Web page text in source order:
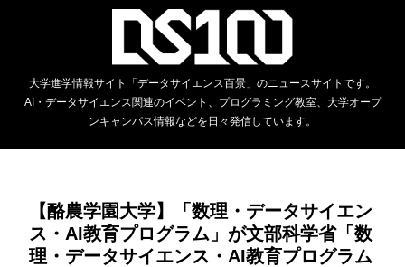
大学進学情報サイト「データサイエンス百景」のニュースサイトです。
AI・データサイエンス関連のイベント、プログラミング教室、大学オープ
ンキャンパス情報などを日々発信しています。
【酪農学園大学】「数理・データサイエン
ス・AI教育プログラム」が文部科学省「数
理・データサイエンス・AI教育プログラム